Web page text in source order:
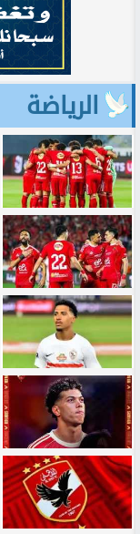
الرياضة